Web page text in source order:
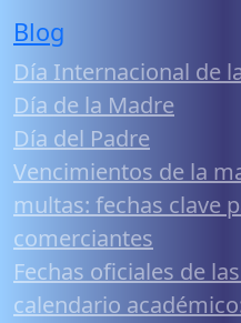
Blog
Día Internacional de
Día de la Madre
Día del Padre
Vencimientos de la
multas: fechas clave
comerciantes
Fechas oficiales de
calendario